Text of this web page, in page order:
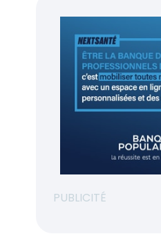
PUBLICITÉ